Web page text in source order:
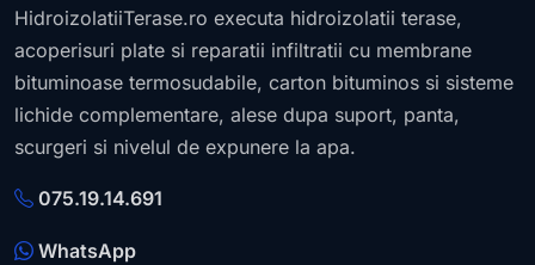
HidroizolatiiTerase.ro executa hidroizolatii terase,
acoperisuri plate si reparatii infiltratii cu membrane
bituminoase termosudabile, carton bituminos si sisteme
lichide complementare, alese dupa suport, panta,
scurgeri si nivelul de expunere la apa.
075.19.14.691
WhatsApp